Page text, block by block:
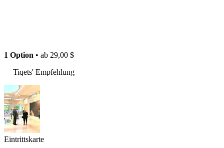
1 Option • ab 29,00 $
Tiqets' Empfehlung
Eintrittskarte